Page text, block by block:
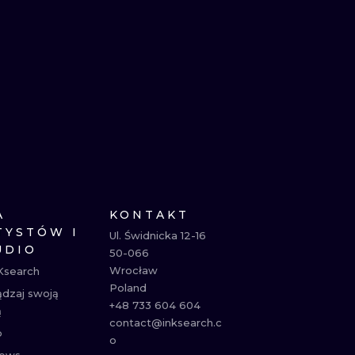
I
swoją
KONTAKT
Ul. Świdnicka 12-16
50-066
Wrocław
Poland
+48 733 604 604
contact@inksearch.c
o